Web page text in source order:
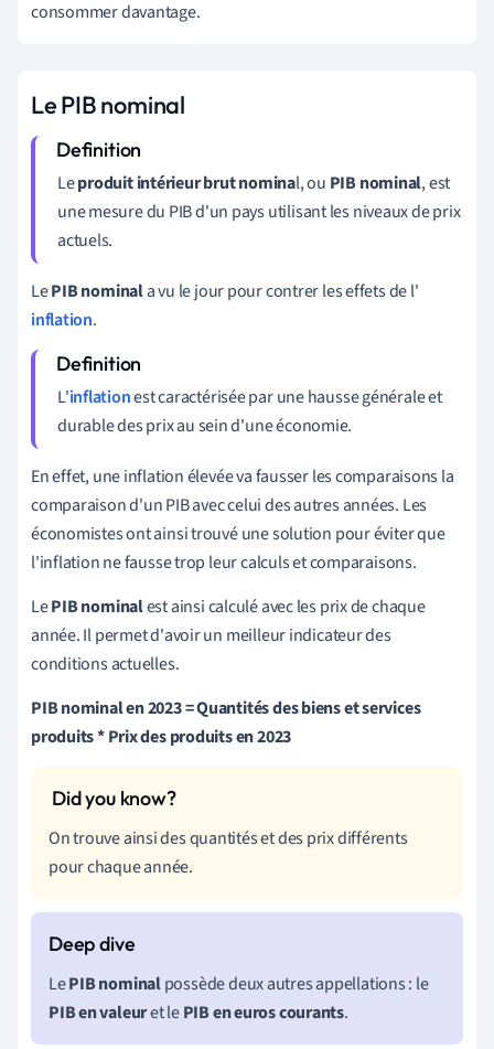
consommer davantage.
Le PIB nominal
Leproduit intérieur brut nominal, ou PIB nominal, est
une mesure du PIB d'un pays utilisant les niveaux de prix
actuels.
LePIB nominala vu le jour pour contrer les effets de l'
inflation.
L'inflationest caractérisée par une hausse générale et
durable des prix au sein d'une économie.
En effet, une inflation élevée va fausser les comparaisons la
comparaison d'un PIB avec celui des autres années. Les
économistes ont ainsi trouvé une solution pour éviter que
l'inflation ne fausse trop leur calculs et comparaisons.
LePIB nominalest ainsi calculé avec les prix de chaque
année. Il permet d'avoir un meilleur indicateur des
conditions actuelles.
PIB nominal en 2023 = Quantités des biens et services
produits * Prix des produits en 2023
On trouve ainsi des quantités et des prix différents
pour chaque année.
LePIB nominalpossède deux autres appellations : le
PIB en valeuret lePIB en euros courants.